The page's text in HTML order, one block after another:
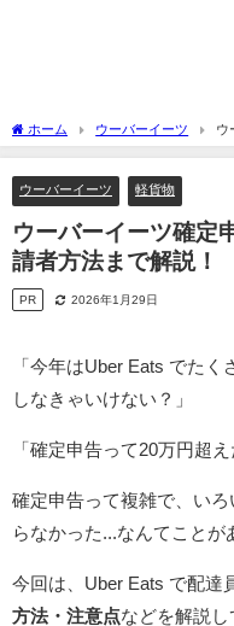
ホーム ウーバーイーツ
ウ
者方法まで解説！
ウーバーイーツ 軽貨物
ウーバーイーツ確定
請者方法まで解説！
PR 2026年1月29日
「今年はUber Eats でた
しなきゃいけない？」
「確定申告って20万円超
確定申告って複雑で、い
らなかった...なんてことが
今回は、Uber Eats で配達
方法・注意点などを解説し